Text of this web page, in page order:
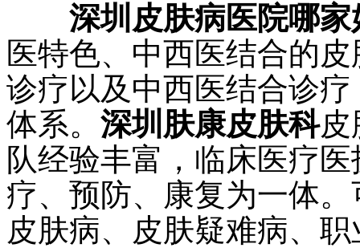
深圳皮肤病医院哪家
医特色、中西医结合的
诊疗以及中西医结合诊
体系。 深圳肤康皮肤科皮
队经验丰富，临床医疗
疗、预防、康复为一体
皮肤病、皮肤疑难病、